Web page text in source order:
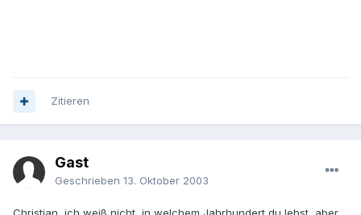
Zitieren
Gast
Geschrieben 13. Oktober 2003